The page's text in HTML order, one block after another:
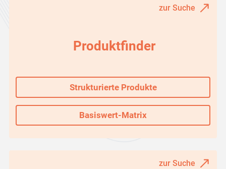
zur Suche
Produktfinder
Strukturierte Produkte
Basiswert-Matrix
zur Suche